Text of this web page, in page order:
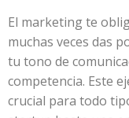
El marketing te
muchas veces das
tu tono de
competencia. Este
crucial para todo